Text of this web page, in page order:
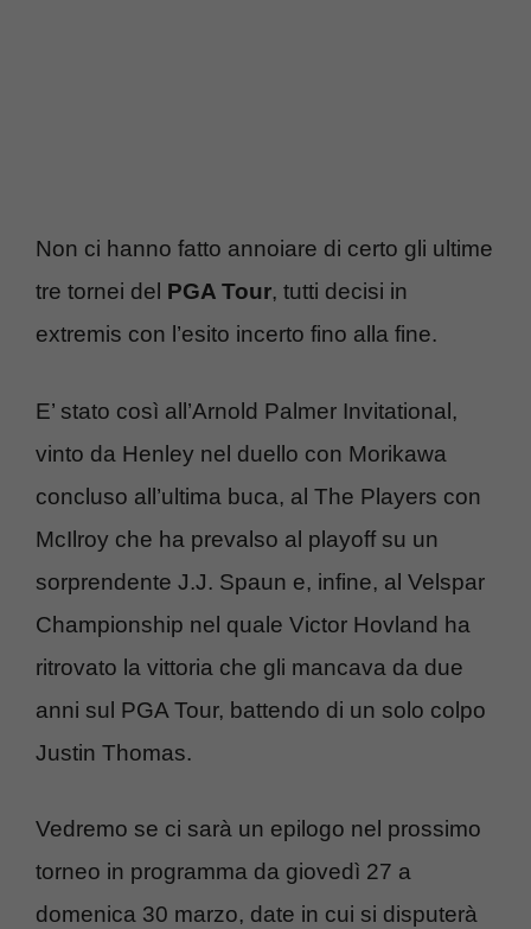
Non ci hanno fatto annoiare di certo gli ultime
tre tornei del PGA Tour, tutti decisi in
extremis con l’esito incerto fino alla fine.
E’ stato così all’Arnold Palmer Invitational,
vinto da Henley nel duello con Morikawa
concluso all’ultima buca, al The Players con
McIlroy che ha prevalso al playoff su un
sorprendente J.J. Spaun e, infine, al Velspar
Championship nel quale Victor Hovland ha
ritrovato la vittoria che gli mancava da due
anni sul PGA Tour, battendo di un solo colpo
Justin Thomas.
Vedremo se ci sarà un epilogo nel prossimo
torneo in programma da giovedì 27 a
domenica 30 marzo, date in cui si disputerà